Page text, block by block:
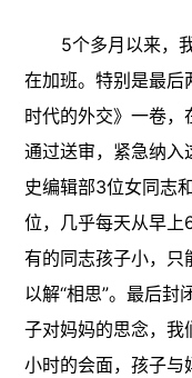
5个多月以来，
在加班。特别是最后
时代的外交》一卷
通过送审，紧急纳入
史编辑部3位女同志
位，几乎每天从早上
有的同志孩子小，只
以解“相思”。最后封
子对妈妈的思念，我
小时的会面，孩子与